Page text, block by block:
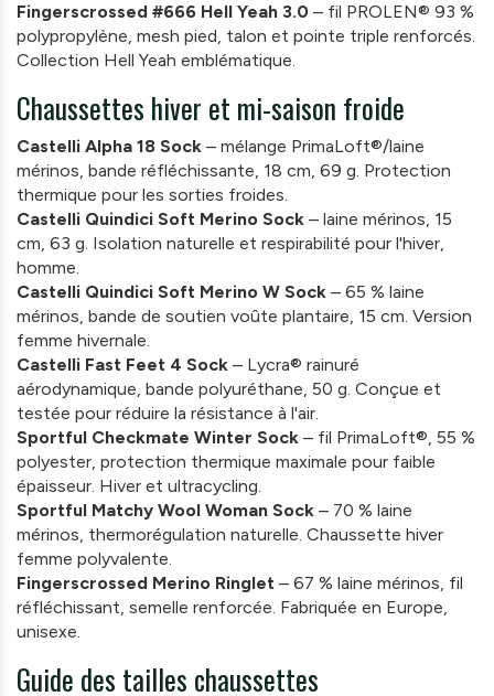
Fingerscrossed #666 Hell Yeah 3.0 – fil PROLEN® 93 %
polypropylène, mesh pied, talon et pointe triple renforcés.
Collection Hell Yeah emblématique.
Chaussettes hiver et mi-saison froide
Castelli Alpha 18 Sock – mélange PrimaLoft®/laine
mérinos, bande réfléchissante, 18 cm, 69 g. Protection
thermique pour les sorties froides.
Castelli Quindici Soft Merino Sock – laine mérinos, 15
cm, 63 g. Isolation naturelle et respirabilité pour l'hiver,
homme.
Castelli Quindici Soft Merino W Sock – 65 % laine
mérinos, bande de soutien voûte plantaire, 15 cm. Version
femme hivernale.
Castelli Fast Feet 4 Sock – Lycra® rainuré
aérodynamique, bande polyuréthane, 50 g. Conçue et
testée pour réduire la résistance à l'air.
Sportful Checkmate Winter Sock – fil PrimaLoft®, 55 %
polyester, protection thermique maximale pour faible
épaisseur. Hiver et ultracycling.
Sportful Matchy Wool Woman Sock – 70 % laine
mérinos, thermorégulation naturelle. Chaussette hiver
femme polyvalente.
Fingerscrossed Merino Ringlet – 67 % laine mérinos, fil
réfléchissant, semelle renforcée. Fabriquée en Europe,
unisexe.
Guide des tailles chaussettes